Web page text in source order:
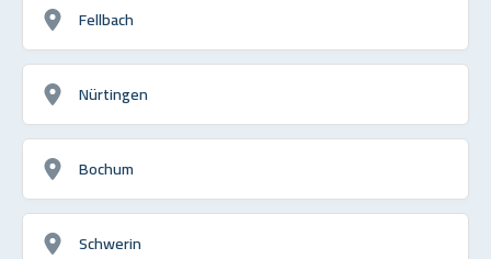
Fellbach
Nürtingen
Bochum
Schwerin